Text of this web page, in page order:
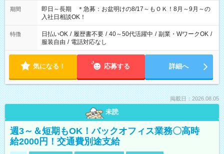
期間
即日～長期 ＊急募：お盆明けの8/17～もＯＫ！8月～9月～の
入社日相談OK！
特徴 日払いOK / 履歴書不要 / 40～50代活躍中 / 副業・WワークOK /
服装自由 / 電話対応なし
気になる！ 応募する 詳細へ
掲載日：2026.08.05
未読
週3～＆短期もOK！バックオフィス業務〇高時
給2000円！交通費別途支給